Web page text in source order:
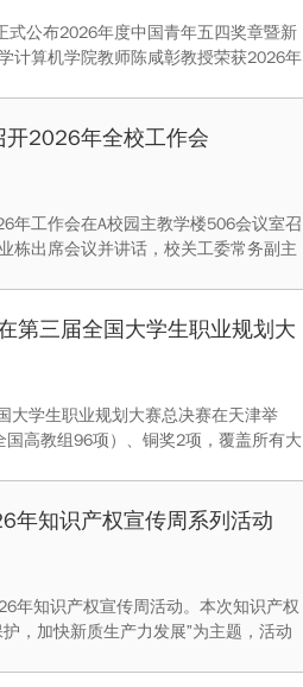
公布2026年度中国青年五四奖章暨新
计算机学院教师陈咸彰教授荣获2026年
开2026年全校工作会
年工作会在A校园主教学楼506会议室召
栋出席会议并讲话，校关工委常务副主
第三届全国大学生职业规划大
大学生职业规划大赛总决赛在天津举
高教组96项）、铜奖2项，覆盖所有大
年知识产权宣传周系列活动
年知识产权宣传周活动。本次知识产权
，加快新质生产力发展”为主题，活动